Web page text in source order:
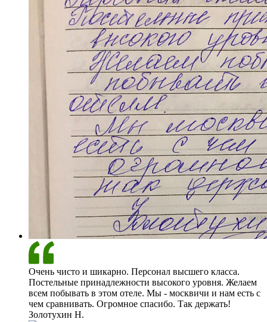
Очень чисто и шикарно. Персонал высшего класса.
Постельные принадлежности высокого уровня. Желаем
всем побывать в этом отеле. Мы - москвичи и нам есть с
чем сравнивать. Огромное спасибо. Так держать!
Золотухин Н.